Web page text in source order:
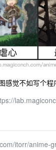
感觉不如写个
itorr/anime-